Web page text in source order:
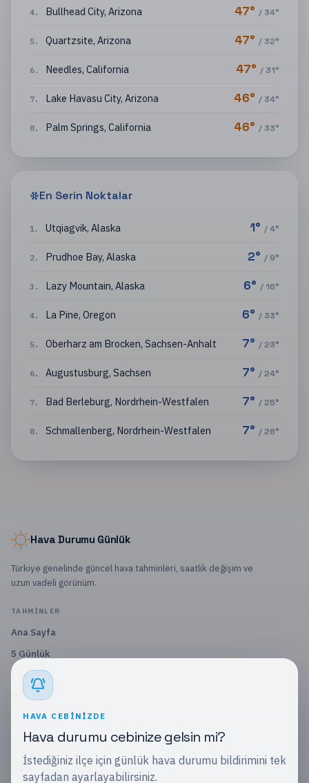
4. Bullhead City, Arizona 47° / 34°
5. Quartzsite, Arizona 47° / 32°
6. Needles, California 47° / 31°
7. Lake Havasu City, Arizona 46° / 34°
8. Palm Springs, California 46° / 33°
En Serin Noktalar
1. Utqiagvik, Alaska 1° /4°
2. Prudhoe Bay, Alaska 2° / 9°
3 . Lazy Mountain, Alaska 6° / 16°
4. La Pine, Oregon 6° / 33°
5. Oberharz am Brocken, Sachsen-Anhalt 7° /23°
6. Augustusburg, Sachsen 7° /24°
7. Bad Berleburg, Nordrhein-Westfalen 7° /25°
8. Schmallenberg, Nordrhein-Westfalen 7° /26°
Hava Durumu Günlük
Türkiye genelinde güncel hava tahminleri, saatlik değişim ve
uzun vadeli görünüm.
TAHMINLER
Ana Sayfa
5 Günlük
10 Günlük
15 Günlük
Gizlilik Politikası
HAVA CEBINIZDE
Hava durumu cebinize gelsin mi?
İstediğiniz ilçe için günlük hava durumu bildirimini tek
sayfadan ayarlayabilirsiniz.